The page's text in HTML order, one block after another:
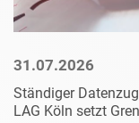
31.07.2026
Ständiger
LAG Köln setzt